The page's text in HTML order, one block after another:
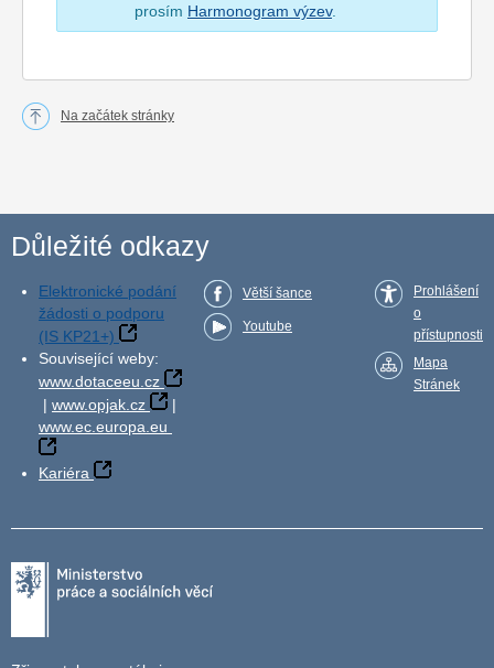
prosím Harmonogram výzev.
Na začátek stránky
Důležité odkazy
Elektronické podání
žádosti o podporu
(IS KP21+)
Související weby:
www.dotaceeu.cz
| www.opjak.cz
|
www.ec.europa.eu
Kariéra
Větší šance
Youtube
Prohlášení
o
přístupnosti
Mapa
Stránek